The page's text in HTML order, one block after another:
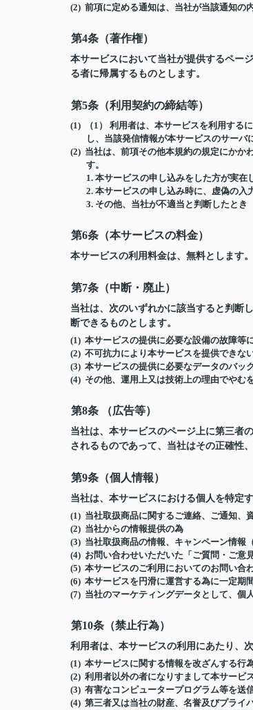
(2) 前項に定める通知は、当社が当該通知の
第4条（著作権）
本サービスにおいて当社が提供するペー
る者に帰属するものとします。
第5条（利用契約の締結等）
(1) （1） 利用者は、本サービスを利用する
し、当該発信情報が本サービスのサーバ
(2) 当社は、前項その他本規約の規定にかか
す。
1. 本サービスの申し込みをした方が実在
2. 本サービスの申し込み時に、虚偽の入
3. その他、当社が不適当と判断したとき
第6条（本サービスの料金）
本サービスの利用料金は、無料とします。
第7条（中断・廃止）
当社は、次のいずれかに該当すると判断
断できるものとします。
(1) 本サービスの提供に必要な設備の故障等
(2) 不可抗力により本サービスを提供できな
(3) 本サービスの提供に必要なデータのバッ
(4) その他、運用上又は技術上の理由でやむ
第8条 （広告等）
当社は、本サービスのページ上に第三者
されるものであって、当社はその正確性
第9条（個人情報）
当社は、本サービスにおける個人を特定
(1) 当社取扱商品に関するご連絡、ご通知、
(2) 当社からの情報提供の為
(3) 当社取扱商品の情報、キャンペーン情報
(4) お問い合わせいただいた「ご質問・ご意
(5) 本サービスのご利用においてのお問い合
(6) 本サービスを円滑に運営する為に一定期
(7) 当社のマーケティングデータとして、個
第10条（禁止行為）
利用者は、本サービスの利用にあたり、
(1) 本サービスに関する情報を改ざんする行
(2) 利用者以外の者になりすまして本サービ
(3) 有害なコンピュータープログラム等を送
(4) 第三者又は当社の財産、名誉及びプライ